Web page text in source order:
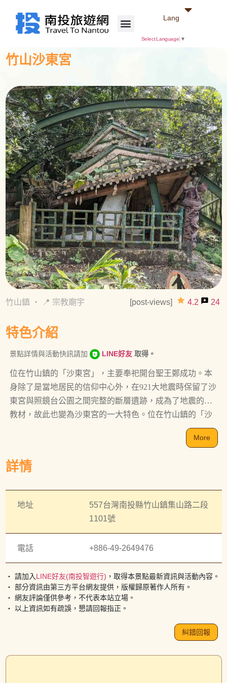
Lang
Select Language ▼
竹山沙東宮
竹山鎮 ・ 📍 宗教廟宇 [post-views] grade 4.2 reviews 24
特色介紹
景點詳情與活動快訊請加 LINE好友 取得。
位在竹山鎮的「沙東宮」，主要奉祀開台聖王鄭成功。本
身除了是當地居民的信仰中心外，在921大地震時保留了沙
東宮與照鏡台公園之間完整的斷層遺跡，成為了地震的活
教材，故此也變為沙東宮的一大特色。位在竹山鎮的「沙
東宮」，主要奉祀開台聖王鄭成功。本身除了是當地居民
的信仰中心外，在921大地震時保留了沙東宮與照鏡台公園
沙東宮的一大特色。
More
詳情
地址
557台灣南投縣竹山鎮集山路二段
1101號
電話 +886-49-2649476
・ 請加入LINE好友(南投智遊行) ，取得本景點最新資訊與活動內容。
・ 部分資訊由第三方平台網友提供，版權歸原著作人所有。
・ 網友評論僅供參考，不代表本站立場。
・ 以上資訊如有疏誤，懇請回報指正。
糾錯回報